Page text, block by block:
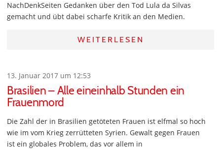
NachDenkSeiten Gedanken über den Tod Lula da Silvas
gemacht und übt dabei scharfe Kritik an den Medien.
WEITERLESEN
13. Januar 2017 um 12:53
Brasilien – Alle eineinhalb Stunden ein
Frauenmord
Die Zahl der in Brasilien getöteten Frauen ist elfmal so hoch
wie im vom Krieg zerrütteten Syrien. Gewalt gegen Frauen
ist ein globales Problem, das vor allem in